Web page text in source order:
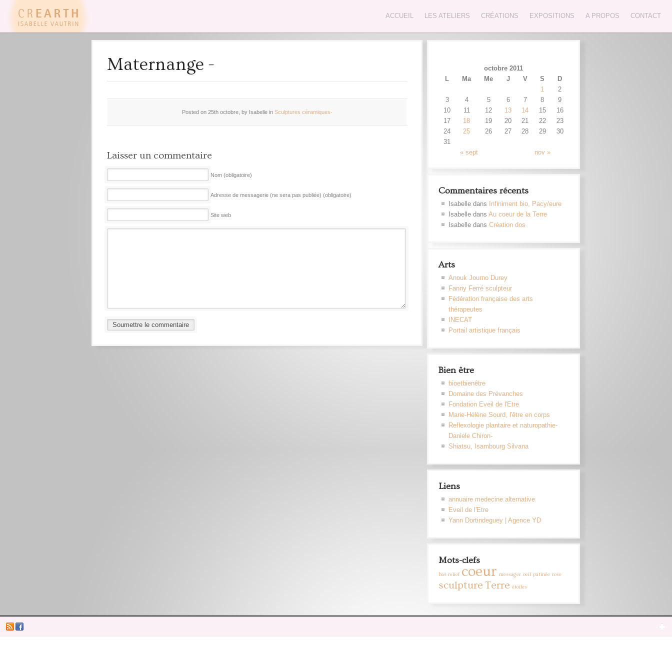
ACCUEIL LES ATELIERS CRÉATIONS EXPOSITIONS A PROPOS CONTACT
Maternange -
Posted on 25th octobre, by Isabelle in Sculptures céramiques-
Laisser un commentaire
Nom (obligatoire)
Adresse de messagerie (ne sera pas publiée) (obligatoire)
Site web
octobre 2011
L
Ma Me J V S D
« sept nov »
1
2
3
4 5 6 7 8
9
10
11 12 13 14 15
16
17
18 19 20 21 22
23
24
25 26 27 28 29
30
31
Commentaires récents
Isabelle dans
Infiniment bio, Pacy/eure
Isabelle dans Au coeur de la Terre
Isabelle dans Création dos
Arts
Anouk Journo Durey
Fanny Ferré sculpteur
Fédération française des arts
thérapeutes
INECAT
Portail artistique français
Bien être
bioetbienêtre
Domaine des Prévanches
Fondation Eveil de l'Etre
Marie-Hélène Sourd, l'être en corps
Reflexologie plantaire et naturopathie-
Daniele Chiron-
Shiatsu, Isambourg Silvana
Liens
annuaire medecine alternative
Eveil de l'Etre
Yann Dortindeguey | Agence YD
Mots-clefs
bas relief coeur messager oeil patinée rose
sculpture Terre étoiles